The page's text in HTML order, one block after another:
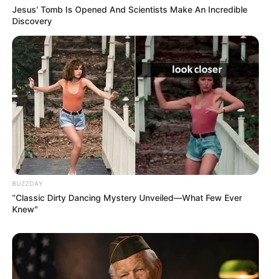
Jesus' Tomb Is Opened And Scientists Make An Incredible
Discovery
BUZZDAY
“Classic Dirty Dancing Mystery Unveiled—What Few Ever
Knew"